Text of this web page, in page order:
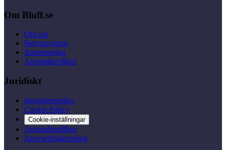
Om Bluff.se
Om oss
Betygssystem
Annonsering
Användarvillkor
Juridiskt
Integritetspolicy
Cookie Policy
Cookie-inställningar
Användarvillkor
Ansvarsfriskrivning